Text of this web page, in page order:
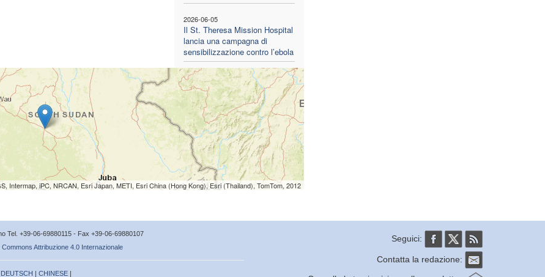
2026-06-05
Il St. Theresa Mission Hospital
lancia una campagna di
sensibilizzazione contro l’ebola
iPC, NRCAN, Esri Japan, METI, Esri China (Hong Kong), Esri (Thailand), TomTom, 2012
Tel. +39-06-69880115 - Fax +39-06-69880107
Attribuzione 4.0 Internazionale
DEUTSCH | CHINESE |
Seguici:
Contatta la redazione: